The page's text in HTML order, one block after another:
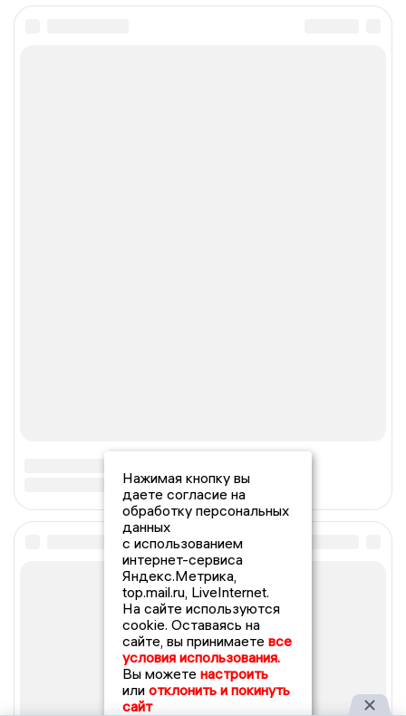
Нажимая кнопку вы
даете согласие на
обработку персональных
данных
с использованием
интернет-сервиса
Яндекс.Метрика,
top.mail.ru, LiveInternet.
На сайте используются
cookie. Оставаясь на
сайте, вы принимаете все
условия использования.
Вы можете настроить
или отклонить и покинуть
сайт